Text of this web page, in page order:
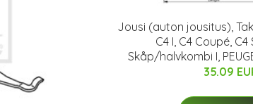
Jousi (auton jousitus),
C4 I, C4 Coupé, C4
Skåp/halvkombi I,
35.09